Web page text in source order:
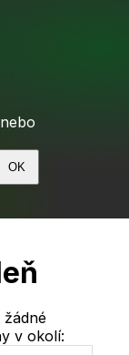
nebo
žádné
v okolí: